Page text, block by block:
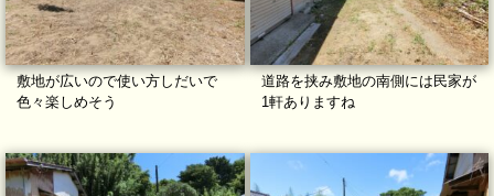
敷地が広いので使い方しだいで
色々楽しめそう
道路を挟み敷地の南側には民家が
1軒ありますね